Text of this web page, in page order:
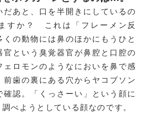
だあと、口を半開きにしているの
すか？ これは「フレーメン反
くの動物には鼻のほかにもうひと
官という臭覚器官が鼻腔と口腔の
ェロモンのようなにおいを鼻で感
前歯の裏にある穴からヤコブソン
確認。「くっさーい」という顔に
べようとしている顔なのです。